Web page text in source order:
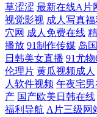
人天堂人妻 亚洲色8P
美亚州性交AT 91网页
网 操逼色播 免费传媒
草涩涩 最新在线A片
视觉影视 成人写真福
穴网 成人免费在线
播放 91制作传媒 岛
日韩美女直播 91尤物
伦理片 黄瓜视频成人
人软件视频 午夜宅
产 国产欧美日韩在线
福利导航 A片三级网